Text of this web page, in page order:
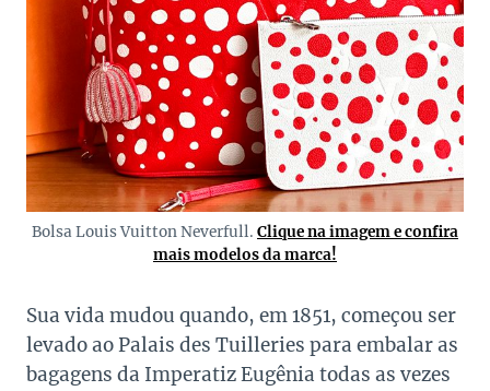
Bolsa Louis Vuitton Neverfull. Clique na imagem e confira
mais modelos da marca!
Sua vida mudou quando, em 1851, começou ser
levado ao Palais des Tuilleries para embalar as
bagagens da Imperatiz Eugênia todas as vezes